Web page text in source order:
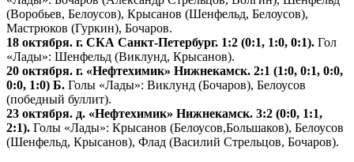
(Воробьев, Белоусов), Крысанов (Шенфельд, Белоусов),
Мастрюков (Гуркин), Бочаров.
18 октября. г. СКА Санкт-Петербург. 1:2 (0:1, 1:0, 0:1). Гол
«Лады»: Шенфельд (Виклунд, Крысанов).
20 октября. г. «Нефтехимик» Нижнекамск. 2:1 (1:0, 0:1, 0:0,
0:0, 1:0) Б. Голы «Лады»: Виклунд (Бочаров), Белоусов
(победный буллит).
23 октября. д. «Нефтехимик» Нижнекамск. 3:2 (0:0, 1:1,
2:1). Голы «Лады»: Крысанов (Белоусов,Большаков), Белоусов
(Шенфельд, Крысанов), Флад (Василий Стрельцов, Бочаров).